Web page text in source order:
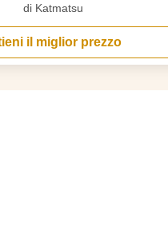
di Katmatsu
il miglior prezzo